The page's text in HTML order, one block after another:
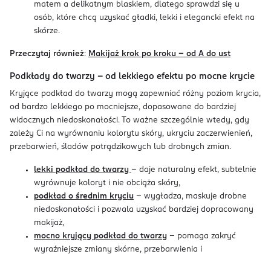
matem a delikatnym blaskiem, dlatego sprawdzi się u
osób, które chcą uzyskać gładki, lekki i elegancki efekt na
skórze.
Przeczytaj również: Makijaż krok po kroku – od A do ust
Podkłady do twarzy – od lekkiego efektu po mocne krycie
Kryjące podkład do twarzy mogą zapewniać różny poziom krycia,
od bardzo lekkiego po mocniejsze, dopasowane do bardziej
widocznych niedoskonałości. To ważne szczególnie wtedy, gdy
zależy Ci na wyrównaniu kolorytu skóry, ukryciu zaczerwienień,
przebarwień, śladów potrądzikowych lub drobnych zmian.
lekki podkład do twarzy – daje naturalny efekt, subtelnie
wyrównuje koloryt i nie obciąża skóry,
podkład o średnim kryciu – wygładza, maskuje drobne
niedoskonałości i pozwala uzyskać bardziej dopracowany
makijaż,
mocno kryjący podkład do twarzy – pomaga zakryć
wyraźniejsze zmiany skórne, przebarwienia i